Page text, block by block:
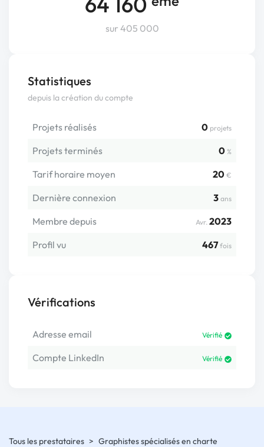
sur 405 000
Statistiques
depuis la création du compte
Projets réalisés 0 projets
Projets terminés 0 %
Tarif horaire moyen 20 €
Dernière connexion 3 ans
Membre depuis Avr. 2023
Profil vu
467 fois
Vérifications
Adresse email Vérifié
Compte LinkedIn Vérifié
Tous les prestataires > Graphistes spécialisés en charte